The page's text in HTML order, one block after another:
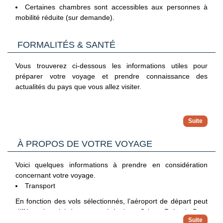
thème, musique « live », …
Avec participation (€) :
Blanchisserie
Location de voiture
Certaines chambres sont accessibles aux personnes à
mobilité réduite (sur demande).
FORMALITÉS & SANTÉ
Vous trouverez ci-dessous les informations utiles pour
préparer votre voyage et prendre connaissance des
actualités du pays que vous allez visiter.
d'identité en cours de validité est suffisante pour les
voyageurs de nationalité française (validité après la date de
retour).
Pour toutes informations concernant les formalités d’entrée
des ressortissants étrangers, il est nécessaire de se
Les mineurs voyageant à l’étranger doivent justifier de leur
Un séjour à l’étranger implique pour tout voyageur de
À PROPOS DE VOTRE VOYAGE
Voici quelques informations à prendre en considération
concernant votre voyage.
Transport
En fonction des vols sélectionnés, l’aéroport de départ peut
différer de celui de votre arrivée (ex : Orly et Roissy). Pour